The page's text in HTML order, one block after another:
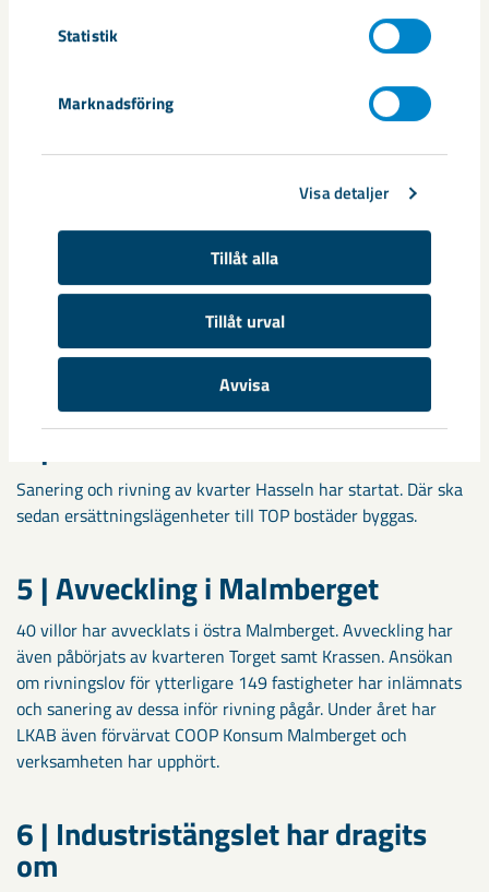
Statistik
Marknadsföring
Visa detaljer
Tillåt alla
Tillåt urval
Avvisa
ersättningsområde för enfamiljshus, utökas med 120 villor.
Inflyttning i villorna sker kontinuerligt och de flesta villorna
På området Repisvaara Södra har 66 hyresrätter färdigställts
och överlämnats till TOP bostäder under året. Även 60 villor
byggs på Repisvaara Södra. Projektet beräknas färdigställas
under 2020, inflyttning i villorna sker kontinuerligt allt
3 | Bryggeribacken
LKAB har efter förvärv av området startat mark- och
infrastrukturarbete under 2019. Nyproduktion startar 2020
och området kommer att bestå av villor och flerbostadshus.
Sanering och rivning av kvarter Hasseln har startat. Där ska
sedan ersättningslägenheter till TOP bostäder byggas.
5 | Avveckling i Malmberget
40 villor har avvecklats i östra Malmberget. Avveckling har
även påbörjats av kvarteren Torget samt Krassen. Ansökan
om rivningslov för ytterligare 149 fastigheter har inlämnats
och sanering av dessa inför rivning pågår. Under året har
LKAB även förvärvat COOP Konsum Malmberget och
verksamheten har upphört.
6 | Industristängslet har dragits
om